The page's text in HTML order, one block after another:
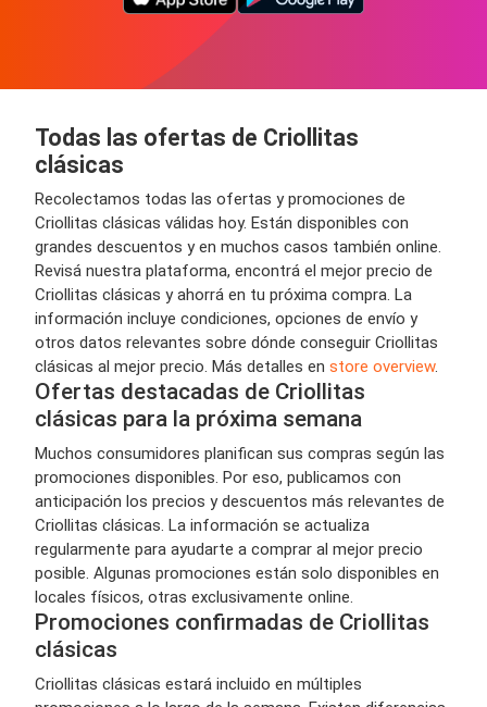
Todas las ofertas de Criollitas
clásicas
Recolectamos todas las ofertas y promociones de
Criollitas clásicas válidas hoy. Están disponibles con
grandes descuentos y en muchos casos también online.
Revisá nuestra plataforma, encontrá el mejor precio de
Criollitas clásicas y ahorrá en tu próxima compra. La
información incluye condiciones, opciones de envío y
otros datos relevantes sobre dónde conseguir Criollitas
clásicas al mejor precio. Más detalles en store overview.
Ofertas destacadas de Criollitas
clásicas para la próxima semana
Muchos consumidores planifican sus compras según las
promociones disponibles. Por eso, publicamos con
anticipación los precios y descuentos más relevantes de
Criollitas clásicas. La información se actualiza
regularmente para ayudarte a comprar al mejor precio
posible. Algunas promociones están solo disponibles en
locales físicos, otras exclusivamente online.
Promociones confirmadas de Criollitas
clásicas
Criollitas clásicas estará incluido en múltiples